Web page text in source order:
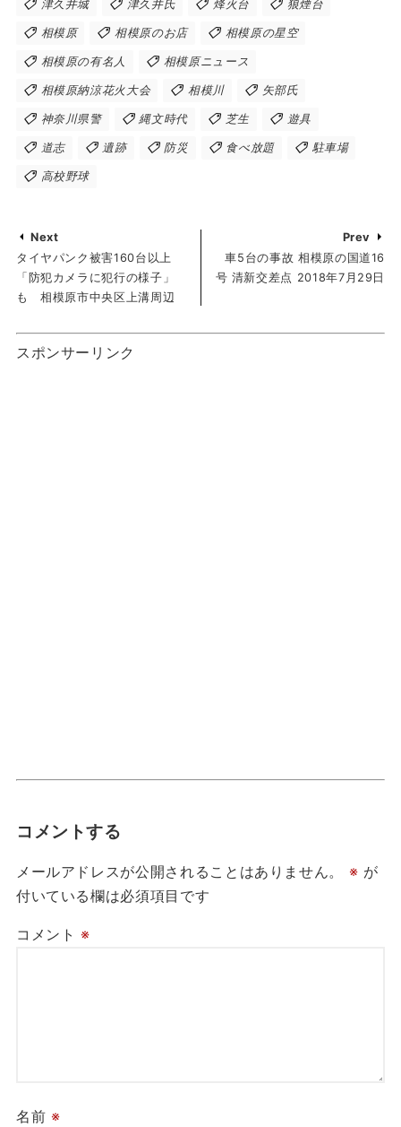
津久井城 津久井氏 烽火台 狼煙台
相模原 相模原のお店 相模原の星空
相模原の有名人 相模原ニュース
相模原納涼花火大会 相模川 矢部氏
神奈川県警 縄文時代 芝生 遊具
道志 遺跡 防災 食べ放題 駐車場
高校野球
Next
タイヤパンク被害160台以上
「防犯カメラに犯行の様子」
も 相模原市中央区上溝周辺
Prev
車5台の事故 相模原の国道16
号 清新交差点 2018年7月29日
スポンサーリンク
コメントする
メールアドレスが公開されることはありません。 ※ が
付いている欄は必須項目です
コメント ※
名前 ※